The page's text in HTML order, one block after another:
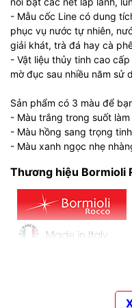
- Mẫu cốc Line có dung
phục vụ nước tự nhiên,
giải khát, trà đá hay cà
- Vật liệu thủy tinh cao
mờ đục sau nhiều năm sử
Sản phẩm có 3 màu để
- Màu trắng trong suốt
- Màu hồng sang trọng
- Màu xanh ngọc nhẹ
Thương hiệu Bormioli
Nha, Pháp, Mỹ,…Quy mô